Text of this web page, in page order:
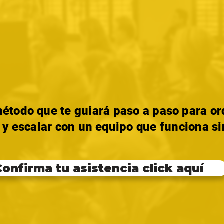
que te guiará paso a paso para
escalar con un equipo que funciona
tu asistencia click aquí